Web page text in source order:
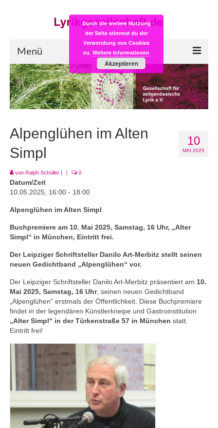
Menü
Start
LYRIK:POST
Einkaufsladen
Empfehlung des Monats
Videos
Neuerscheinungen von Mitgliedern
Ausschreibungen
Leipziger Lyrikbibliothek
Lyrikschaufenster im Literaturhaus Leipzig
Mitglied werden
10
MAI 2025
Alpenglühen im Alten
Simpl
von Ralph Schüller | | 0
Datum/Zeit
10.05.2025, 16:00 - 18:00
Alpenglühen im Alten Simpl
Buchpremiere am 10. Mai 2025, Samstag, 16 Uhr, „Alter
Simpl“ in München, Eintritt frei.
Der Leipziger Schriftsteller Danilo Art-Merbitz stellt seinen
neuen Gedichtband „Alpenglühen“ vor.
Der Leipziger Schriftsteller Danilo Art-Merbitz präsentiert am 10.
Mai 2025, Samstag, 16 Uhr, seinen neuen Gedichtband
„Alpenglühen“ erstmals der Öffentlichkeit. Diese Buchpremiere
findet in der legendären Künstlerkneipe und Gastroinstitution
„Alter Simpl“ in der Türkenstraße 57 in München statt.
Eintritt frei!
Durch die weitere Nutzung
der Seite stimmst du der
Verwendung von Cookies
zu. Weitere Informationen
Akzeptieren